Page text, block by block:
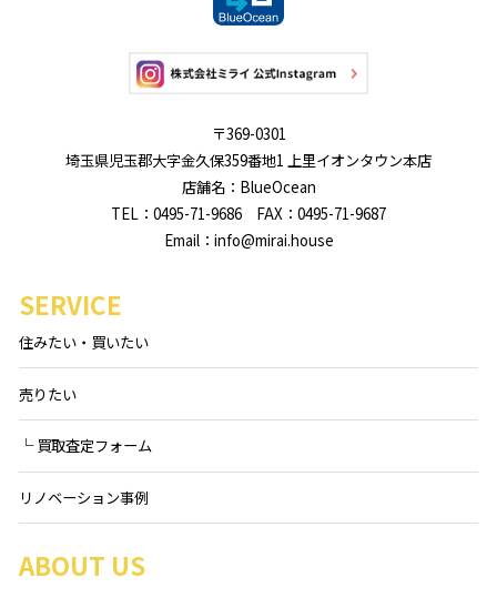
〒369-0301
埼玉県児玉郡大字金久保359番地1 上里イオンタウン本店
店舗名：BlueOcean
TEL：0495-71-9686 FAX：0495-71-9687
Email：info@mirai.house
SERVICE
住みたい・買いたい
売りたい
└ 買取査定フォーム
リノベーション事例
ABOUT US